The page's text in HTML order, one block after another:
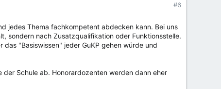
#6
jedes Thema fachkompetent abdecken kann. Bei uns
sondern nach Zusatzqualifikation oder Funktionsstelle.
"Basiswissen" jeder GuKP gehen würde und
Schule ab. Honorardozenten werden dann eher